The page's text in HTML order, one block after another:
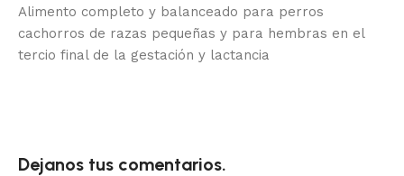
Alimento completo y balanceado para perros
cachorros de razas pequeñas y para hembras en el
tercio final de la gestación y lactancia
Dejanos tus comentarios.